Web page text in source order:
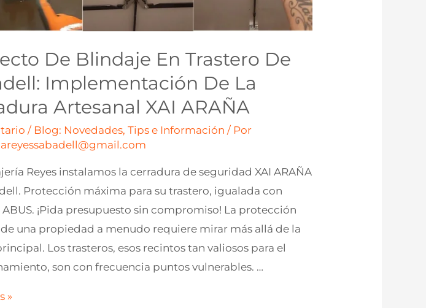
De Blindaje En Trastero De
Implementación De La
Artesanal XAI ARAÑA
/ Blog: Novedades, Tips e Información / Por
Reyes instalamos la cerradura de seguridad XAI ARAÑA
Protección máxima para su trastero, igualada con
¡Pida presupuesto sin compromiso! La protección
una propiedad a menudo requiere mirar más allá de la
Los trasteros, esos recintos tan valiosos para el
son con frecuencia puntos vulnerables. …
»